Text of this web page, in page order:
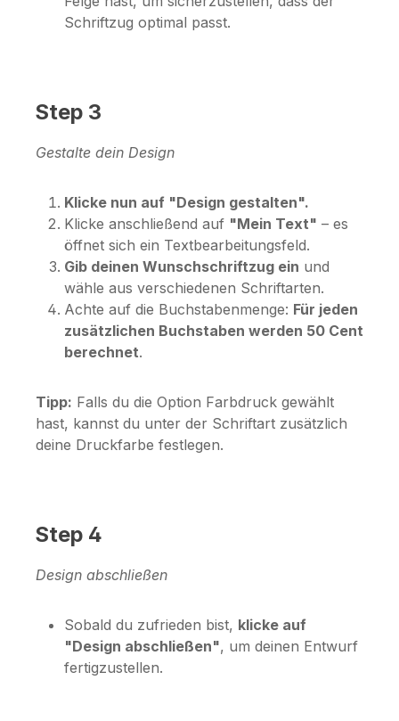
Schriftzug optimal passt.
Step 3
Gestalte dein Design
Klicke nun auf "Design gestalten".
Klicke anschließend auf "Mein Text" – es
öffnet sich ein Textbearbeitungsfeld.
Gib deinen Wunschschriftzug ein und
wähle aus verschiedenen Schriftarten.
Achte auf die Buchstabenmenge: Für jeden
zusätzlichen Buchstaben werden 50 Cent
berechnet.
Tipp: Falls du die Option Farbdruck gewählt
hast, kannst du unter der Schriftart zusätzlich
deine Druckfarbe festlegen.
Step 4
Design abschließen
Sobald du zufrieden bist, klicke auf
"Design abschließen", um deinen Entwurf
fertigzustellen.